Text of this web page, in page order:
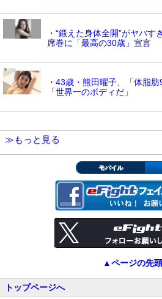
・“鍛えた身体全開”がヤバ
席巻に「最高の30歳」宣言
・43歳・熊田曜子、「体脂
「世界一のボディだ」
≫もっと見る
モバイル
▲ページの先
トップページへ